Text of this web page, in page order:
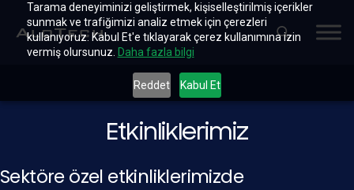
Tarama deneyiminizi geliştirmek, kişiselleştirilmiş içerikler
sunmak ve trafiğimizi analiz etmek için çerezleri
kullanıyoruz. Kabul Et'e tıklayarak çerez kullanımına izin
vermiş olursunuz. Daha fazla bilgi
Reddet Kabul Et
Etkinliklerimiz
Sektöre özel etkinliklerimizde